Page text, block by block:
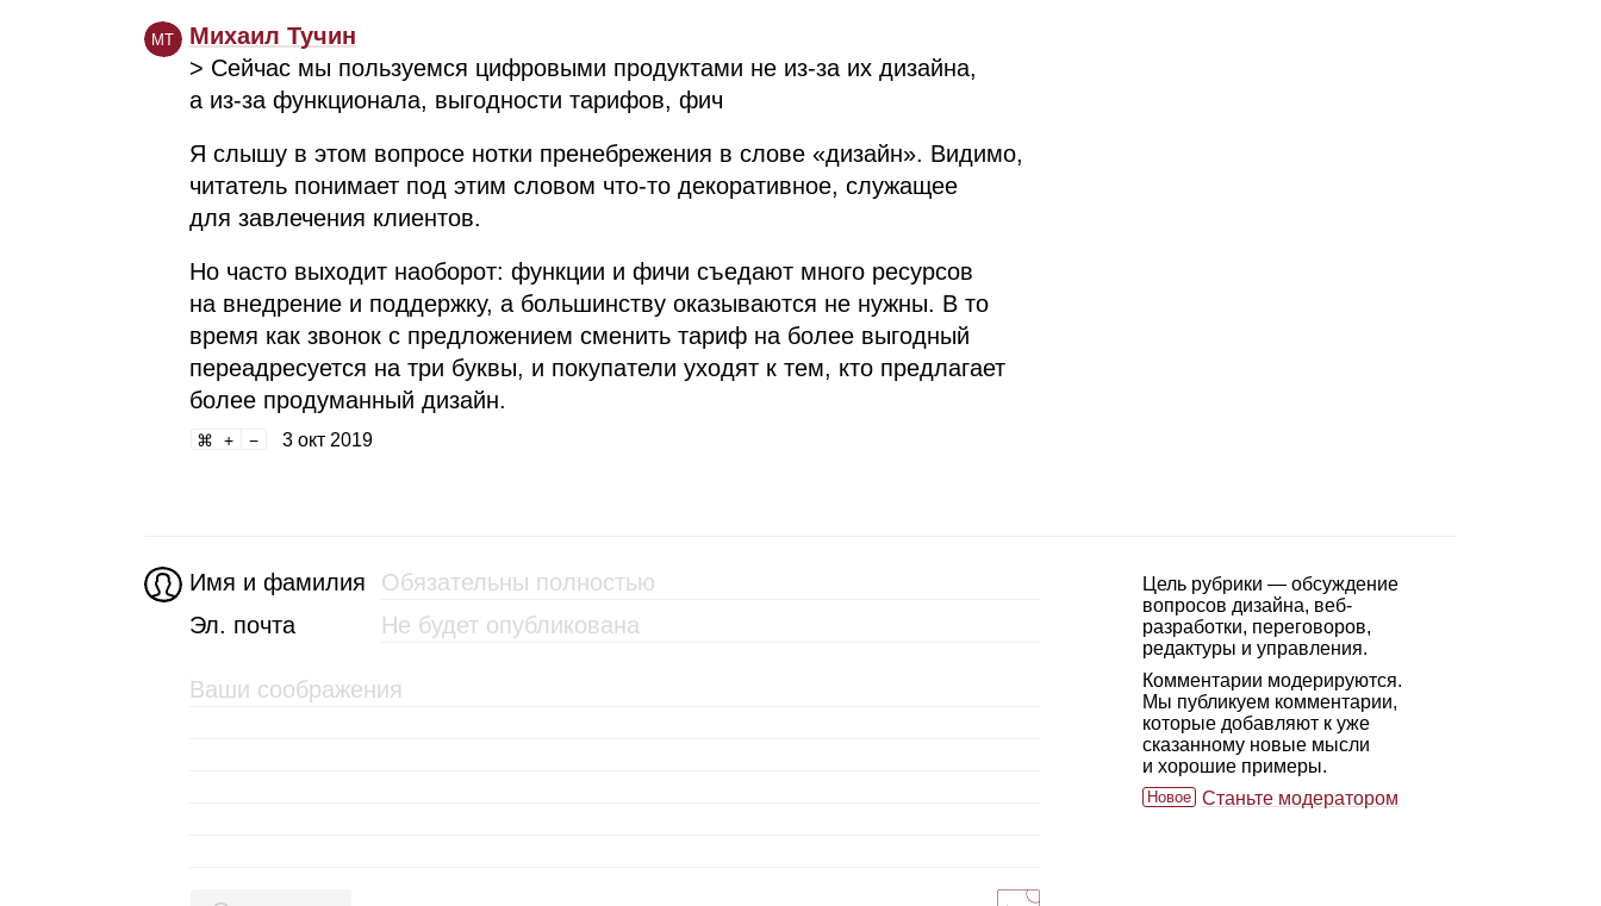
МТ
Михаил Тучин
> Сейчас мы пользуемся цифровыми продуктами не из‑за их дизайна,
а из‑за функционала, выгодности тарифов, фич
Я слышу в этом вопросе нотки пренебрежения в слове «дизайн». Видимо,
читатель понимает под этим словом что‑то декоративное, служащее
для завлечения клиентов.
Но часто выходит наоборот: функции и фичи съедают много ресурсов
на внедрение и поддержку, а большинству оказываются не нужны. В то
время как звонок с предложением сменить тариф на более выгодный
переадресуется на три буквы, и покупатели уходят к тем, кто предлагает
более продуманный дизайн.
3 окт 2019
Имя и фамилия
Эл. почта
Цель рубрики — обсуждение
вопросов дизайна, веб-
разработки, переговоров,
редактуры и управления.
Комментарии модерируются.
Мы публикуем комментарии,
которые добавляют к уже
сказанному новые мысли
и хорошие примеры.
Новое Станьте модератором